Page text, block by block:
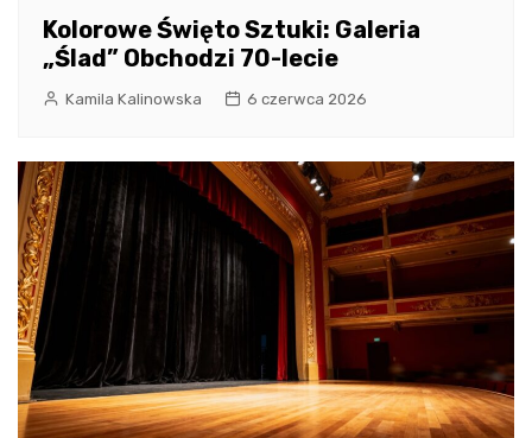
Kolorowe Święto Sztuki: Galeria
„Ślad” Obchodzi 70-lecie
Kamila Kalinowska 6 czerwca 2026